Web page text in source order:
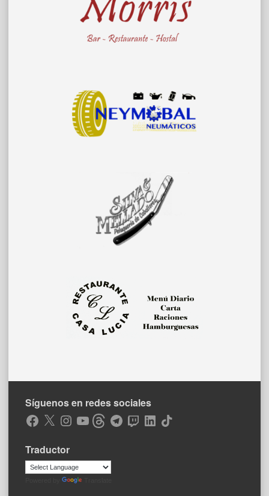
Síguenos en redes sociales
Facebook
X Instagram
YouTubeThreadsTelegramTwitchLinkedIn
TikTok
Traductor